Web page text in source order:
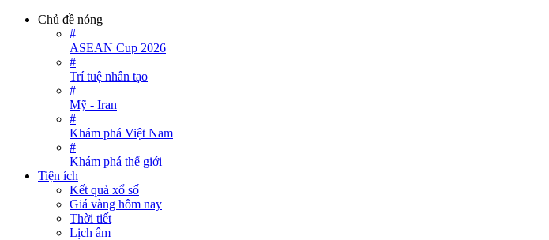
Chủ đề nóng
#
ASEAN Cup 2026
#
Trí tuệ nhân tạo
#
Mỹ - Iran
#
Khám phá Việt Nam
#
Khám phá thế giới
Tiện ích
Kết quả xổ số
Giá vàng hôm nay
Thời tiết
Lịch âm